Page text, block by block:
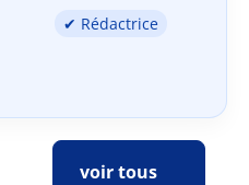
✔ Rédactrice
voir tous